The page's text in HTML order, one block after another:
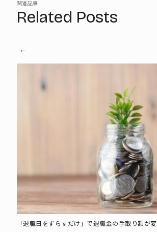
関連記事
Related Posts
「退職日をずらすだけ」で退職金の手取り額が変